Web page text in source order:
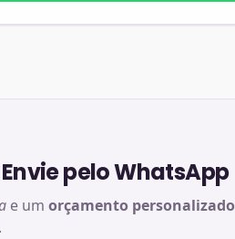
pelo WhatsApp
e um orçamento personalizado